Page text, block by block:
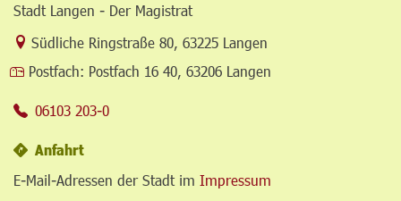
Stadt Langen - Der Magistrat
Link zur Google-Maps Navigation
Südliche Ringstraße 80 63225 Langen
Postfach: Postfach 16 40, 63206 Langen
06103 203-0
Anfahrt
E-Mail-Adressen der Stadt im Impressum